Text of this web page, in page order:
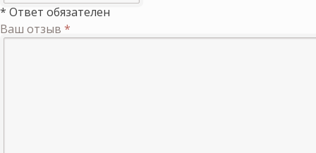
* Ответ обязателен
Ваш отзыв *